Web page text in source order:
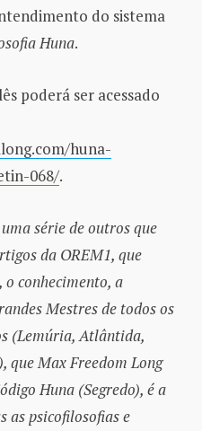
do sistema
Huna.
poderá ser acessado
huna-
068/.
série de outros que
da OREM1, que
conhecimento, a
Mestres de todos os
(Lemúria, Atlântida,
que Max Freedom Long
Huna (Segredo), é a
as psicofilosofias e